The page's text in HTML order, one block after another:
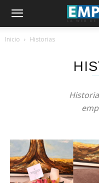
Inicio Historias